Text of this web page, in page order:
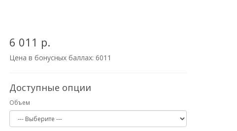
6 011 р.
Цена в бонусных баллах: 6011
Доступные опции
Объем